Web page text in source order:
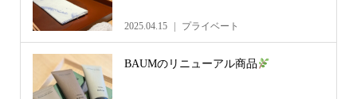
2025.04.15 プライベート
BAUMのリニューアル商品